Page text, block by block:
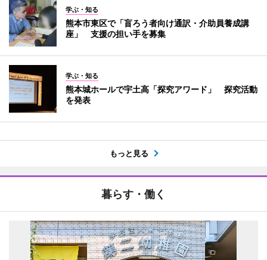
学ぶ・知る
熊本市東区で「盲ろう者向け通訳・介助員養成講
座」 支援の担い手を募集
学ぶ・知る
熊本城ホールで宇土高「探究アワード」 探究活動
を発表
もっと見る
暮らす・働く